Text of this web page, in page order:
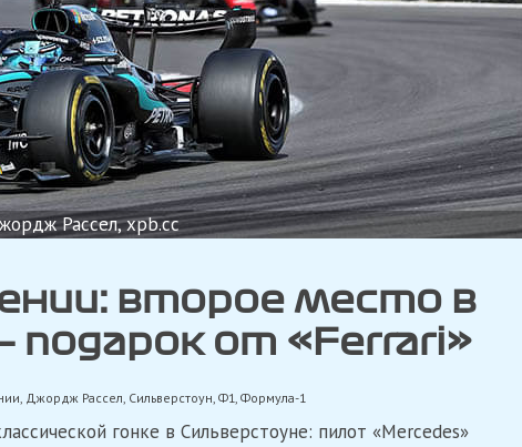
Рассел, xpb.cc
второе место в
подарок от «Ferrari»
, Джордж Рассел, Сильверстоун, Ф1, Формула-1
гонке в Сильверстоуне: пилот «Mercedes»